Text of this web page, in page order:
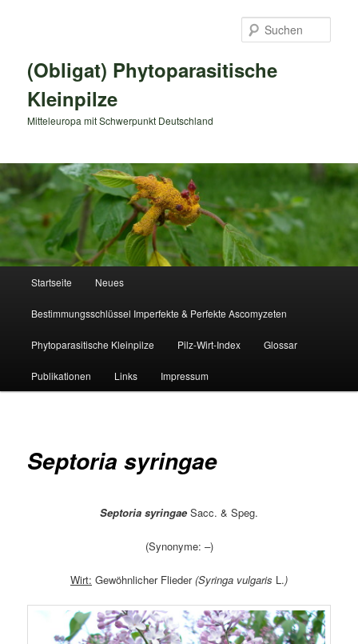
(Obligat) Phytoparasitische
Kleinpilze
Mitteleuropa mit Schwerpunkt Deutschland
Startseite Neues
Bestimmungsschlüssel Imperfekte & Perfekte Ascomyzeten
Phytoparasitische Kleinpilze Pilz-Wirt-Index Glossar
Publikationen Links Impressum
Septoria syringae
Septoria syringae Sacc. & Speg.
(Synonyme: –)
Wirt: Gewöhnlicher Flieder(Syringa vulgaris L.)